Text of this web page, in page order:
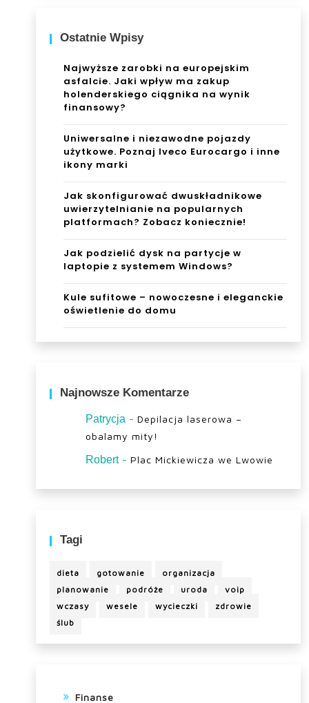
Ostatnie Wpisy
Najwyższe zarobki na europejskim
asfalcie. Jaki wpływ ma zakup
holenderskiego ciągnika na wynik
finansowy?
Uniwersalne i niezawodne pojazdy
użytkowe. Poznaj Iveco Eurocargo i inne
ikony marki
Jak skonfigurować dwuskładnikowe
uwierzytelnianie na popularnych
platformach? Zobacz koniecznie!
Jak podzielić dysk na partycje w
laptopie z systemem Windows?
Kule sufitowe – nowoczesne i eleganckie
oświetlenie do domu
Najnowsze Komentarze
Patrycja - Depilacja laserowa –
obalamy mity!
Robert- Plac Mickiewicza we Lwowie
Tagi
dieta gotowanie
organizacja
planowanie
podróże uroda
voip
wczasy
wesele wycieczki
zdrowie
ślub
Finanse